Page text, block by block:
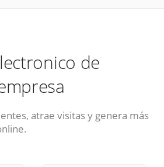
de
atrae visitas y genera más